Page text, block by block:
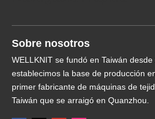
Sobre nosotros
WELLKNIT se fundó en Taiwán
establecimos la base de producción
primer fabricante de máquinas de
Taiwán que se arraigó en Quanzhou.